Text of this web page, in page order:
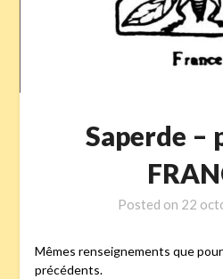
Saperde –
Posted on 22
Mêmes renseignements que
précédents.